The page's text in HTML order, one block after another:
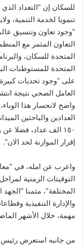
للسكان إن “التعداد
تنمويا لخدمة التنمية،
“وجود تعاون وتنسيق
التعاون المثمر مع
المتحدة للسكان،
المتحدة للمستوطنات
على “وجود تحديات
العامل الصحي نتيجة
واضح لانحسار هذا
العدادين والباحثين
١٥٠ الف عداد، فضلا
إقرار الموازنة لحد الان”.
واعرب عن امله، في
التوقيتات الزمنية
المختلفة”، مثمنا
والإدارة التنفيذية
مهمة، خلال الأشهر
من جانبه استعرض رئيس